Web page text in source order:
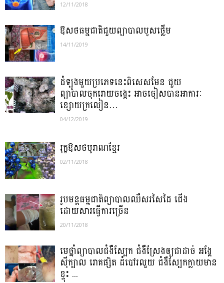
12/11/2018
ឱសថធម្មជាតិជួយព្យាបាលបូសថ្លើម
14/11/2019
ដំឡូងមួយប្រភេទនេះពិសេសមែន ជួយ
ព្យាបាលចុករោយចង្កេះ អាចចៀសបានអាការៈ
ខ្សោយក្រលៀន…
04/12/2019
រុក្ខឱសថបូរាណខ្មែរ
02/11/2018
រូបមន្តធម្មជាតិព្យាបាលឈឺសរសៃដៃ ជើង
ដោយសារធ្វើការច្រើន
20/11/2018
មេថ្នាំព្យាបាលជំងឺស្បែក ជំងឺស្រែងឲ្យជាដាច់ អង្គែ
ស៊ីក្បាល រោគផ្សិត ដំបៅរលួយ ជំងឺស្បែកក្លាយមាន
ខ្ទុះ ...